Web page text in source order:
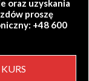
oraz uzyskania
proszę
+48 600